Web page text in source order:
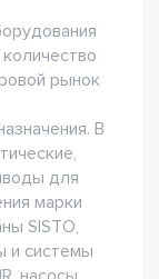
рынок
В
для
марки
SISTO,
и системы